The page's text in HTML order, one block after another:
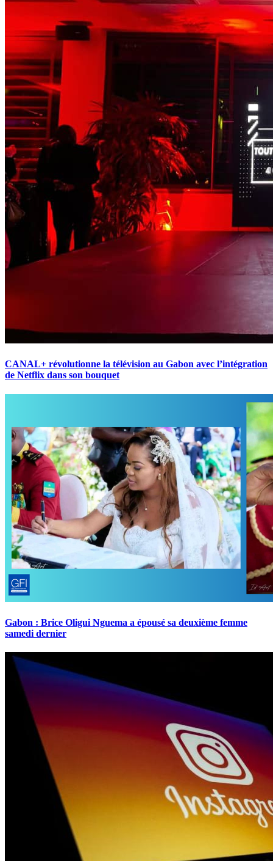
CANAL+ révolutionne la télévision au Gabon avec l’intégration
de Netflix dans son bouquet
Gabon : Brice Oligui Nguema a épousé sa deuxième femme
samedi dernier